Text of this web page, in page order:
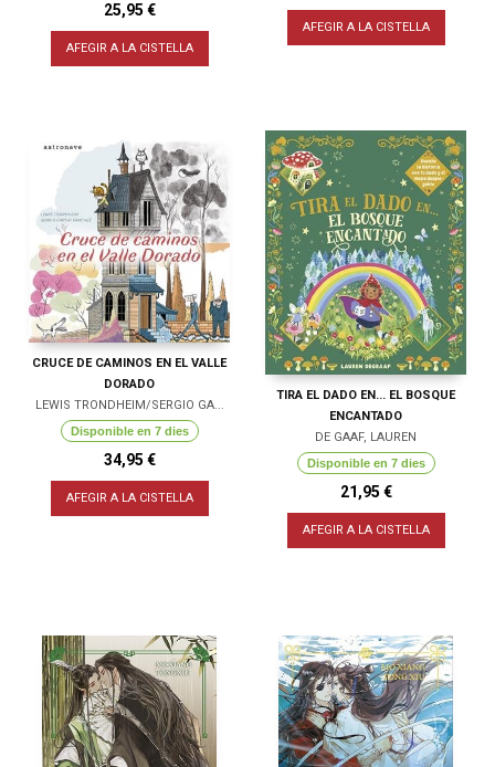
25,95 €
AFEGIR A LA CISTELLA
AFEGIR A LA CISTELLA
CRUCE DE CAMINOS EN EL VALLE
DORADO
LEWIS TRONDHEIM/SERGIO GA...
Disponible en 7 dies
34,95 €
AFEGIR A LA CISTELLA
TIRA EL DADO EN... EL BOSQUE
ENCANTADO
DE GAAF, LAUREN
Disponible en 7 dies
21,95 €
AFEGIR A LA CISTELLA